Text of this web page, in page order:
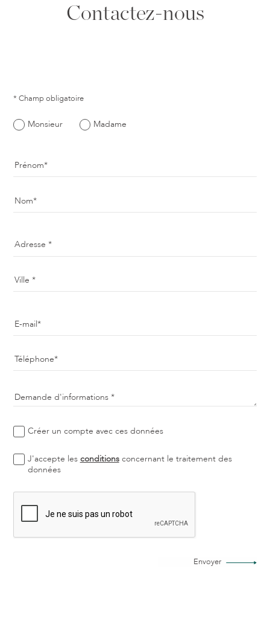
Contactez-nous
* Champ obligatoire
Monsieur Madame
Prénom
Nom
Adresse
Ville
E-mail
Téléphone
Demande d'informations
Créer un compte avec ces données
J'accepte les conditionsconcernant le traitement des
données
Envoyer